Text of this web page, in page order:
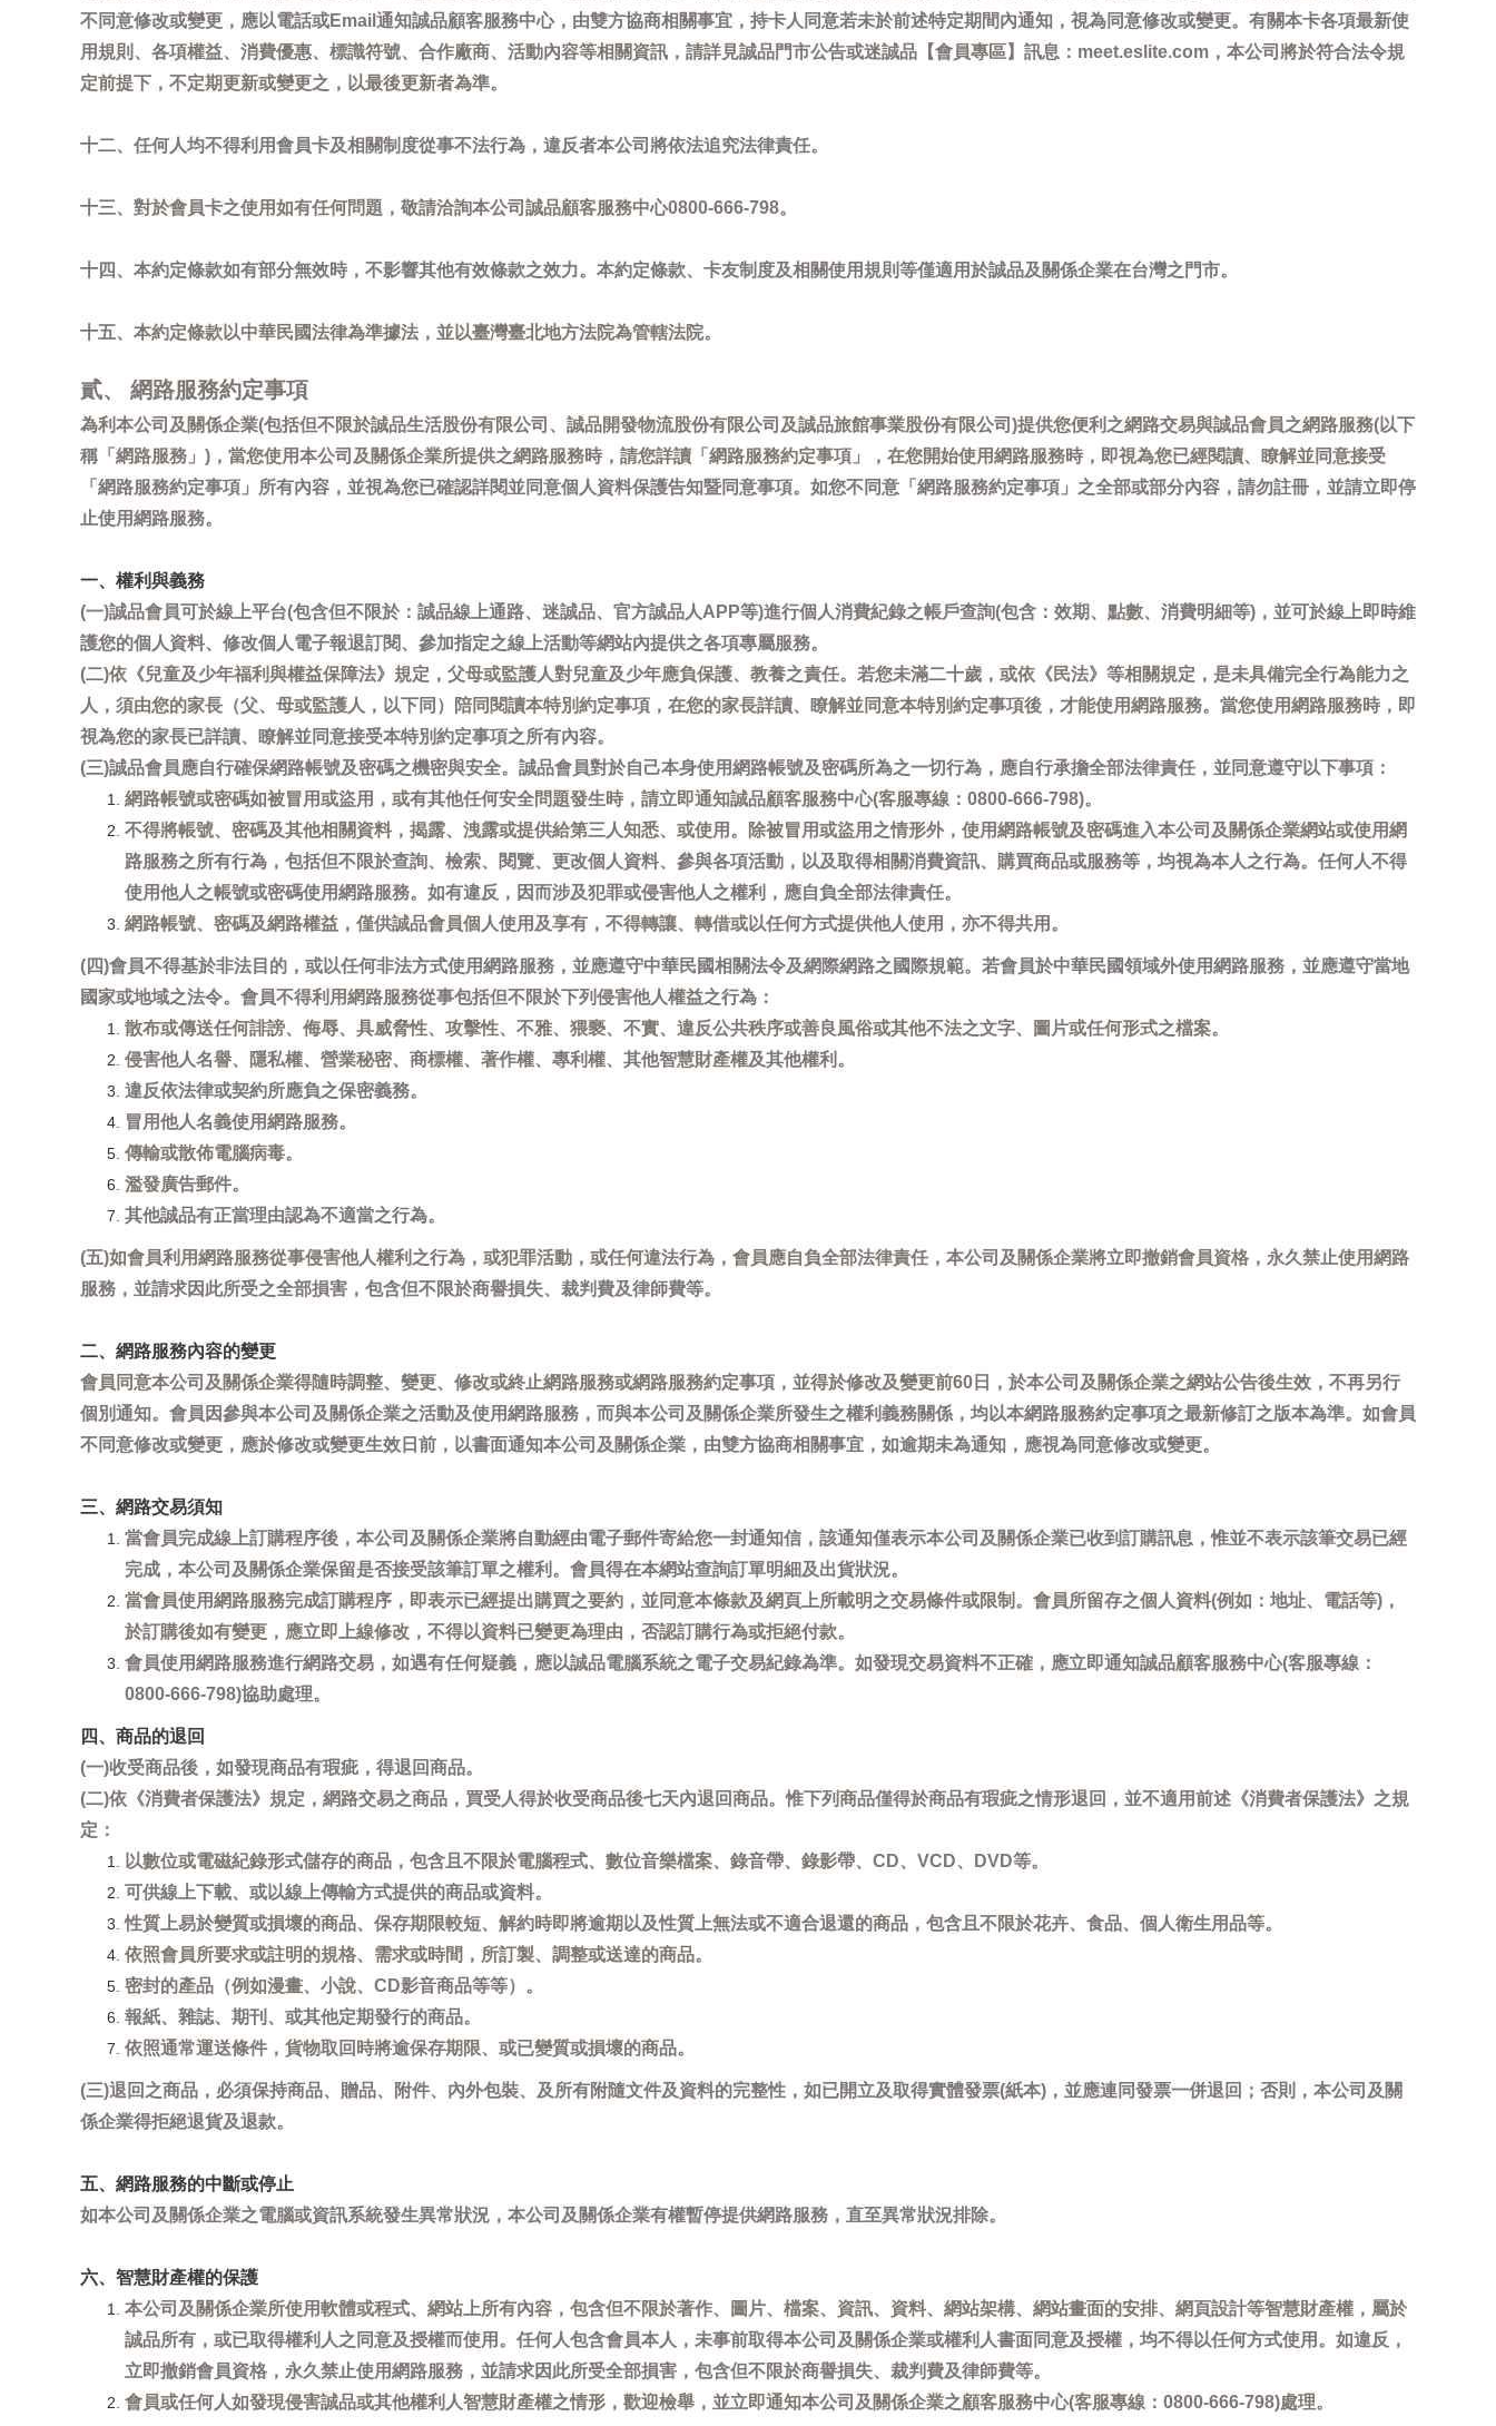
不同意修改或變更，應以電話或Email通知誠品顧客服務中心，由雙方協商相關事宜，持卡人同意若未於前述特定期間內通知，視為同意修改或變更。有關本卡各項最新使
用規則、各項權益、消費優惠、標識符號、合作廠商、活動內容等相關資訊，請詳見誠品門市公告或迷誠品【會員專區】訊息：meet.eslite.com，本公司將於符合法令規
定前提下，不定期更新或變更之，以最後更新者為準。
十二、任何人均不得利用會員卡及相關制度從事不法行為，違反者本公司將依法追究法律責任。
十三、對於會員卡之使用如有任何問題，敬請洽詢本公司誠品顧客服務中心0800-666-798。
十四、本約定條款如有部分無效時，不影響其他有效條款之效力。本約定條款、卡友制度及相關使用規則等僅適用於誠品及關係企業在台灣之門市。
十五、本約定條款以中華民國法律為準據法，並以臺灣臺北地方法院為管轄法院。
貳、 網路服務約定事項
為利本公司及關係企業(包括但不限於誠品生活股份有限公司、誠品開發物流股份有限公司及誠品旅館事業股份有限公司)提供您便利之網路交易與誠品會員之網路服務(以下
稱「網路服務」)，當您使用本公司及關係企業所提供之網路服務時，請您詳讀「網路服務約定事項」，在您開始使用網路服務時，即視為您已經閱讀、瞭解並同意接受
「網路服務約定事項」所有內容，並視為您已確認詳閱並同意個人資料保護告知暨同意事項。如您不同意「網路服務約定事項」之全部或部分內容，請勿註冊，並請立即停
止使用網路服務。
一、權利與義務
(一)誠品會員可於線上平台(包含但不限於：誠品線上通路、迷誠品、官方誠品人APP等)進行個人消費紀錄之帳戶查詢(包含：效期、點數、消費明細等)，並可於線上即時維
護您的個人資料、修改個人電子報退訂閱、參加指定之線上活動等網站內提供之各項專屬服務。
(二)依《兒童及少年福利與權益保障法》規定，父母或監護人對兒童及少年應負保護、教養之責任。若您未滿二十歲，或依《民法》等相關規定，是未具備完全行為能力之
人，須由您的家長（父、母或監護人，以下同）陪同閱讀本特別約定事項，在您的家長詳讀、瞭解並同意本特別約定事項後，才能使用網路服務。當您使用網路服務時，即
視為您的家長已詳讀、瞭解並同意接受本特別約定事項之所有內容。
(三)誠品會員應自行確保網路帳號及密碼之機密與安全。誠品會員對於自己本身使用網路帳號及密碼所為之一切行為，應自行承擔全部法律責任，並同意遵守以下事項：
網路帳號或密碼如被冒用或盜用，或有其他任何安全問題發生時，請立即通知誠品顧客服務中心(客服專線：0800-666-798)。
不得將帳號、密碼及其他相關資料，揭露、洩露或提供給第三人知悉、或使用。除被冒用或盜用之情形外，使用網路帳號及密碼進入本公司及關係企業網站或使用網
路服務之所有行為，包括但不限於查詢、檢索、閱覽、更改個人資料、參與各項活動，以及取得相關消費資訊、購買商品或服務等，均視為本人之行為。任何人不得
使用他人之帳號或密碼使用網路服務。如有違反，因而涉及犯罪或侵害他人之權利，應自負全部法律責任。
網路帳號、密碼及網路權益，僅供誠品會員個人使用及享有，不得轉讓、轉借或以任何方式提供他人使用，亦不得共用。
(四)會員不得基於非法目的，或以任何非法方式使用網路服務，並應遵守中華民國相關法令及網際網路之國際規範。若會員於中華民國領域外使用網路服務，並應遵守當地
國家或地域之法令。會員不得利用網路服務從事包括但不限於下列侵害他人權益之行為：
散布或傳送任何誹謗、侮辱、具威脅性、攻擊性、不雅、猥褻、不實、違反公共秩序或善良風俗或其他不法之文字、圖片或任何形式之檔案。
侵害他人名譽、隱私權、營業秘密、商標權、著作權、專利權、其他智慧財產權及其他權利。
違反依法律或契約所應負之保密義務。
冒用他人名義使用網路服務。
傳輸或散佈電腦病毒。
濫發廣告郵件。
其他誠品有正當理由認為不適當之行為。
(五)如會員利用網路服務從事侵害他人權利之行為，或犯罪活動，或任何違法行為，會員應自負全部法律責任，本公司及關係企業將立即撤銷會員資格，永久禁止使用網路
服務，並請求因此所受之全部損害，包含但不限於商譽損失、裁判費及律師費等。
二、網路服務內容的變更
會員同意本公司及關係企業得隨時調整、變更、修改或終止網路服務或網路服務約定事項，並得於修改及變更前60日，於本公司及關係企業之網站公告後生效，不再另行
個別通知。會員因參與本公司及關係企業之活動及使用網路服務，而與本公司及關係企業所發生之權利義務關係，均以本網路服務約定事項之最新修訂之版本為準。如會員
不同意修改或變更，應於修改或變更生效日前，以書面通知本公司及關係企業，由雙方協商相關事宜，如逾期未為通知，應視為同意修改或變更。
三、網路交易須知
當會員完成線上訂購程序後，本公司及關係企業將自動經由電子郵件寄給您一封通知信，該通知僅表示本公司及關係企業已收到訂購訊息，惟並不表示該筆交易已經
完成，本公司及關係企業保留是否接受該筆訂單之權利。會員得在本網站查詢訂單明細及出貨狀況。
當會員使用網路服務完成訂購程序，即表示已經提出購買之要約，並同意本條款及網頁上所載明之交易條件或限制。會員所留存之個人資料(例如：地址、電話等)，
於訂購後如有變更，應立即上線修改，不得以資料已變更為理由，否認訂購行為或拒絕付款。
會員使用網路服務進行網路交易，如遇有任何疑義，應以誠品電腦系統之電子交易紀錄為準。如發現交易資料不正確，應立即通知誠品顧客服務中心(客服專線：
0800-666-798)協助處理。
四、商品的退回
(一)收受商品後，如發現商品有瑕疵，得退回商品。
(二)依《消費者保護法》規定，網路交易之商品，買受人得於收受商品後七天內退回商品。惟下列商品僅得於商品有瑕疵之情形退回，並不適用前述《消費者保護法》之規
定：
以數位或電磁紀錄形式儲存的商品，包含且不限於電腦程式、數位音樂檔案、錄音帶、錄影帶、CD、VCD、DVD等。
可供線上下載、或以線上傳輸方式提供的商品或資料。
性質上易於變質或損壞的商品、保存期限較短、解約時即將逾期以及性質上無法或不適合退還的商品，包含且不限於花卉、食品、個人衛生用品等。
依照會員所要求或註明的規格、需求或時間，所訂製、調整或送達的商品。
密封的產品（例如漫畫、小說、CD影音商品等等）。
報紙、雜誌、期刊、或其他定期發行的商品。
依照通常運送條件，貨物取回時將逾保存期限、或已變質或損壞的商品。
(三)退回之商品，必須保持商品、贈品、附件、內外包裝、及所有附隨文件及資料的完整性，如已開立及取得實體發票(紙本)，並應連同發票一併退回；否則，本公司及關
係企業得拒絕退貨及退款。
五、網路服務的中斷或停止
如本公司及關係企業之電腦或資訊系統發生異常狀況，本公司及關係企業有權暫停提供網路服務，直至異常狀況排除。
六、智慧財產權的保護
本公司及關係企業所使用軟體或程式、網站上所有內容，包含但不限於著作、圖片、檔案、資訊、資料、網站架構、網站畫面的安排、網頁設計等智慧財產權，屬於
誠品所有，或已取得權利人之同意及授權而使用。任何人包含會員本人，未事前取得本公司及關係企業或權利人書面同意及授權，均不得以任何方式使用。如違反，
立即撤銷會員資格，永久禁止使用網路服務，並請求因此所受全部損害，包含但不限於商譽損失、裁判費及律師費等。
會員或任何人如發現侵害誠品或其他權利人智慧財產權之情形，歡迎檢舉，並立即通知本公司及關係企業之顧客服務中心(客服專線：0800-666-798)處理。